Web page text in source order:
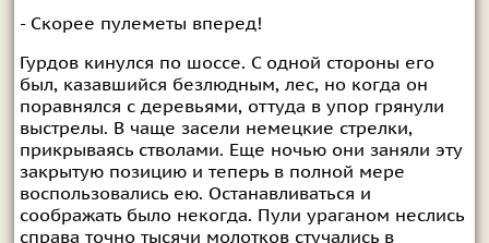
- Скорее пулеметы вперед!
Гурдов кинулся по шоссе. С одной стороны его
был, казавшийся безлюдным, лес, но когда он
поравнялся с деревьями, оттуда в упор грянули
выстрелы. В чаще засели немецкие стрелки,
прикрываясь стволами. Еще ночью они заняли эту
закрытую позицию и теперь в полной мере
воспользовались ею. Останавливаться и
соображать было некогда. Пули ураганом неслись
справа точно тысячи молотков стучались в